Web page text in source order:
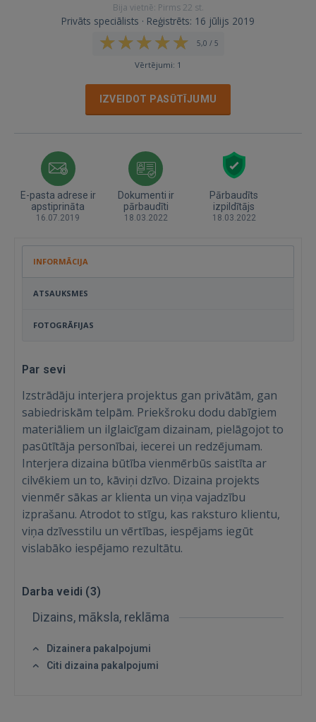
Ienākt
IENĀKT
Bija vietnē: Pirms 22 st.
Privāts speciālists · Reģistrēts: 16 jūlijs 2019
5,0 / 5
Vērtējumi: 1
IZVEIDOT PASŪTĪJUMU
E-pasta adrese ir
apstiprināta
16.07.2019
Dokumenti ir
pārbaudīti
18.03.2022
Pārbaudīts
izpildītājs
18.03.2022
INFORMĀCIJA
ATSAUKSMES
FOTOGRĀFIJAS
Par sevi
Izstrādāju interjera projektus gan privātām, gan
sabiedriskām telpām. Priekšroku dodu dabīgiem
materiāliem un ilglaicīgam dizainam, pielāgojot to
pasūtītāja personībai, iecerei un redzējumam.
Interjera dizaina būtība vienmērbūs saistīta ar
cilvēkiem un to, kāviņi dzīvo. Dizaina projekts
vienmēr sākas ar klienta un viņa vajadzību
izprašanu. Atrodot to stīgu, kas raksturo klientu,
viņa dzīvesstilu un vērtības, iespējams iegūt
vislabāko iespējamo rezultātu.
Darba veidi (3)
Dizains, māksla, reklāma
Dizainera pakalpojumi
Citi dizaina pakalpojumi